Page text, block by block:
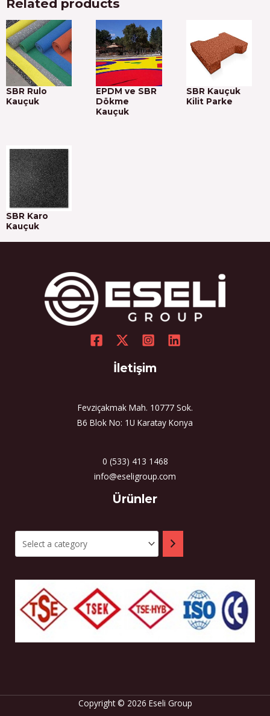
Related products
SBR Rulo
Kauçuk
EPDM ve SBR
Dökme
Kauçuk
SBR Kauçuk
Kilit Parke
SBR Karo
Kauçuk
İletişim
Fevziçakmak Mah. 10777 Sok.
B6 Blok No: 1U Karatay Konya
0 (533) 413 1468
info@eseligroup.com
Ürünler
Copyright © 2026 Eseli Group